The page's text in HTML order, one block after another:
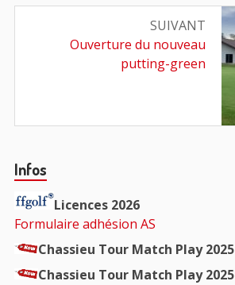
SUIVANT
Article
Ouverture du nouveau
putting-green
Barre
principale
Infos
Licences 2026
Formulaire adhésion AS
Chassieu Tour Match Play 2025
Chassieu Tour Match Play 2025